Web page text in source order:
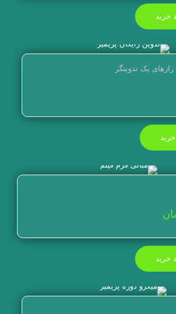
خرید
یک تدوینگر
خرید